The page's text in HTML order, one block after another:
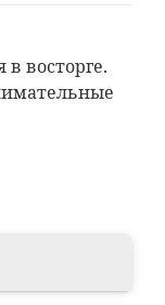
в восторге.